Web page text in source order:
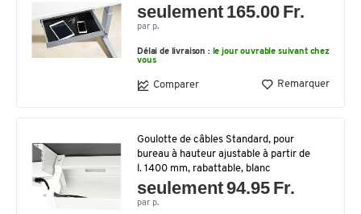
seulement 165.00 Fr.
par p.
Délai de livraison : le jour ouvrable suivant chez
vous
Comparer Remarquer
Goulotte de câbles Standard, pour
bureau à hauteur ajustable à partir de
l. 1400 mm, rabattable, blanc
seulement 94.95 Fr.
par p.